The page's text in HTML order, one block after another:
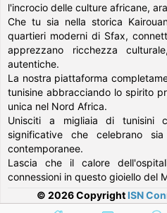
l'incrocio delle culture africane,
Che tu sia nella storica
quartieri moderni di Sfax,
apprezzano ricchezza
autentiche.
La nostra piattaforma
tunisine abbracciando lo spirito
unica nel Nord Africa.
Unisciti a migliaia di tunisini
significative che celebrano
contemporanee.
Lascia che il calore
connessioni in questo gioiello del
© 2026 Copyright ISN